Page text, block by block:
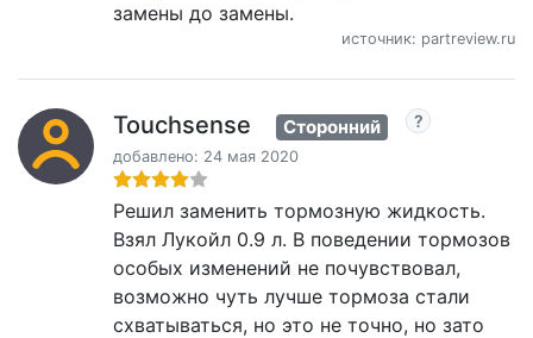
замены до замены.
источник: partreview.ru
Touchsense Сторонний
добавлено: 24 мая 2020
Решил заменить тормозную жидкость.
Взял Лукойл 0.9 л. В поведении тормозов
особых изменений не почувствовал,
возможно чуть лучше тормоза стали
схватываться, но это не точно, но зато